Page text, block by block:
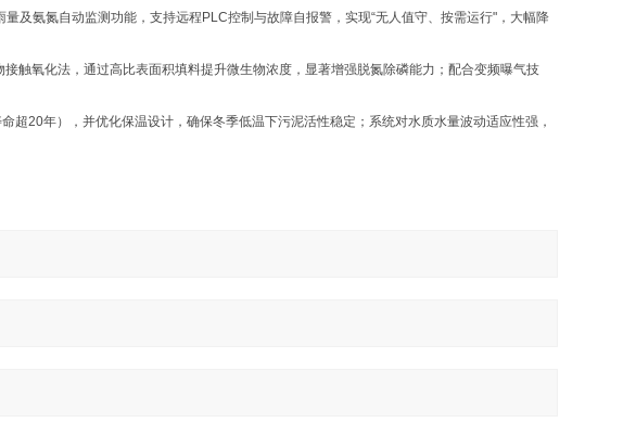
及氨氮自动监测功能，支持‌远程PLC控制‌与故障自报警，实现“无人值守、按需运行"，大幅降
触氧化法，通过高比表面积填料提升微生物浓度，显著增强脱氮除磷能力；配合变频曝气技
20年），并优化保温设计，确保冬季低温下污泥活性稳定；系统对水质水量波动适应性强，